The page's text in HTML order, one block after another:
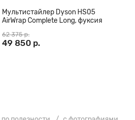
Мультистайлер Dyson HS05
AirWrap Complete Long, фуксия
62 375 р.
49 850 р.